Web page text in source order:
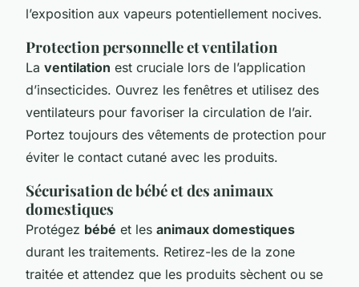
l’exposition aux vapeurs potentiellement nocives.
Protection personnelle et ventilation
La ventilation est cruciale lors de l’application
d’insecticides. Ouvrez les fenêtres et utilisez des
ventilateurs pour favoriser la circulation de l’air.
Portez toujours des vêtements de protection pour
éviter le contact cutané avec les produits.
Sécurisation de bébé et des animaux
domestiques
Protégez bébé et les animaux domestiques
durant les traitements. Retirez-les de la zone
traitée et attendez que les produits sèchent ou se